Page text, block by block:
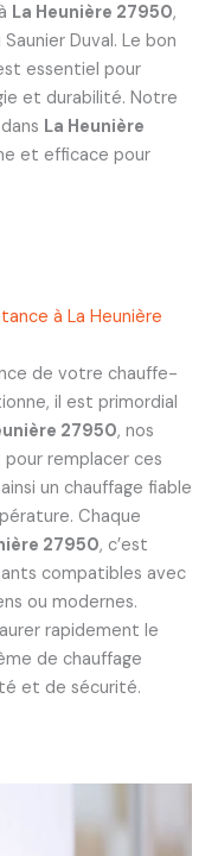
La Heunière 27950,
Duval. Le bon
essentiel pour
et durabilité. Notre
La Heunière
et efficace pour
à La Heunière
de votre chauffe-
il est primordial
27950, nos
remplacer ces
un chauffage fiable
Chaque
27950, c’est
compatibles avec
ou modernes.
rapidement le
de chauffage
et de sécurité.